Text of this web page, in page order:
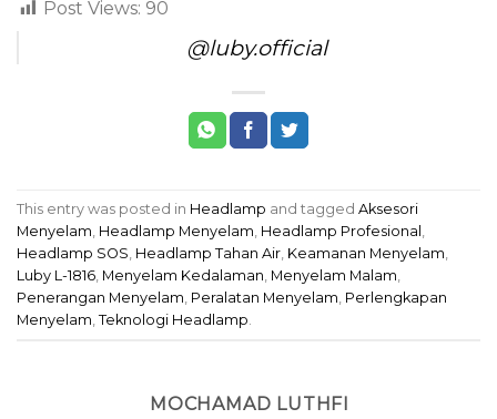
Post Views: 90
@luby.official
This entry was posted in Headlamp and tagged Aksesori
Menyelam Headlamp Menyelam Headlamp Profesional
Headlamp SOS Headlamp Tahan Air Keamanan Menyelam
Luby L-1816 Menyelam Kedalaman Menyelam Malam
Penerangan Menyelam Peralatan Menyelam Perlengkapan
Menyelam Teknologi Headlamp
MOCHAMAD LUTHFI